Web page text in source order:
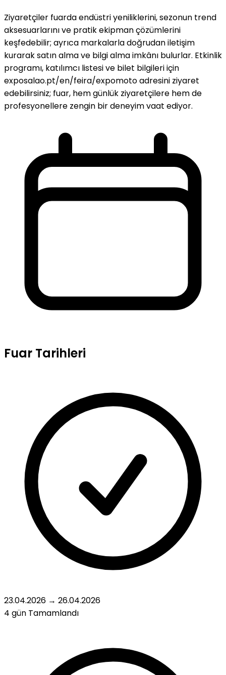
Ziyaretçiler fuarda endüstri yeniliklerini, sezonun trend
aksesuarlarını ve pratik ekipman çözümlerini
keşfedebilir; ayrıca markalarla doğrudan iletişim
kurarak satın alma ve bilgi alma imkânı bulurlar. Etkinlik
programı, katılımcı listesi ve bilet bilgileri için
exposalao.pt/en/feira/expomoto adresini ziyaret
edebilirsiniz; fuar, hem günlük ziyaretçilere hem de
profesyonellere zengin bir deneyim vaat ediyor.
Fuar Tarihleri
23.04.2026 → 26.04.2026
4 gün Tamamlandı